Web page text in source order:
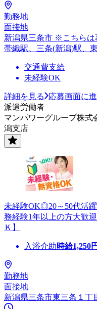
勤務地
面接地
新潟県三条市 ※こちらは
帯織駅、三条(新潟)駅、
交通費支給
未経験OK
詳細を見る
応募画面に
派遣労働者
マンパワーグループ株
潟支店
未経験OK◎20～50代活
務経験1年以上の方大歓
Ｋ】
入浴介助時給1,250
勤務地
面接地
新潟県三条市東三条１丁